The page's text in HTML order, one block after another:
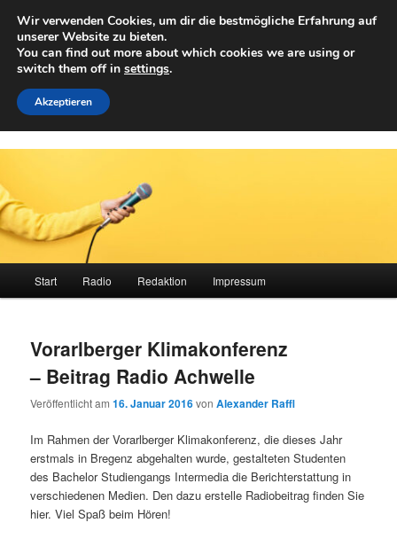
primären
Inhalt
springenAchwelle
Campus Medien der Fachhochschule Vorarlberg
Start Radio Redaktion Impressum
Vorarlberger Klimakonferenz
– Beitrag Radio Achwelle
Veröffentlicht am16. Januar 2016vonAlexander Raffl
Im Rahmen der Vorarlberger Klimakonferenz, die dieses Jahr
erstmals in Bregenz abgehalten wurde, gestalteten Studenten
des Bachelor Studiengangs Intermedia die Berichterstattung in
verschiedenen Medien. Den dazu erstelle Radiobeitrag finden Sie
hier. Viel Spaß beim Hören!
Wir verwenden Cookies, um dir die bestmögliche Erfahrung auf
unserer Website zu bieten.
You can find out more about which cookies we are using or
switch them off in settings.
Akzeptieren